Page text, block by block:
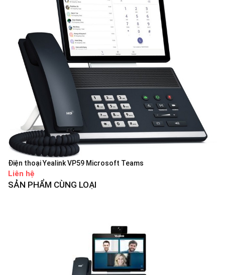
Điện thoại Yealink VP59 Microsoft Teams
Liên hệ
SẢN PHẨM CÙNG LOẠI